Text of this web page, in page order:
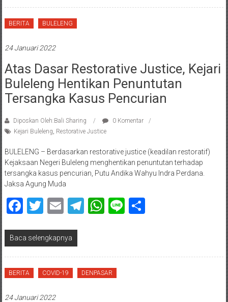
BERITA BULELENG
24 Januari 2022
Atas Dasar Restorative Justice, Kejari
Buleleng Hentikan Penuntutan
Tersangka Kasus Pencurian
Diposkan Oleh:Bali Sharing
0 Komentar
Kejari Buleleng, Restorative Justice
BULELENG – Berdasarkan restorative justice (keadilan restoratif)
Kejaksaan Negeri Buleleng menghentikan penuntutan terhadap
tersangka kasus pencurian, Putu Andika Wahyu Indra Perdana.
Jaksa Agung Muda
Facebook
Twitter
EmailTelegram
WhatsApp
LineShare
Baca selengkapnya
BERITA COVID-19 DENPASAR
24 Januari 2022